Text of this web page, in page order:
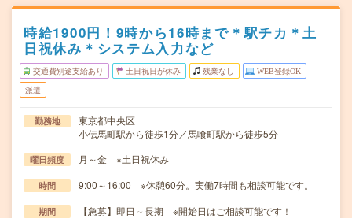
時給1900円！9時から16時まで＊駅チカ＊土
日祝休み＊システム入力など
交通費別途支給あり 土日祝日が休み 残業なし WEB登録OK
派遣
勤務地
東京都中央区
小伝馬町駅から徒歩1分／馬喰町駅から徒歩5分
曜日頻度 月～金 ※土日祝休み
時間 9:00～16:00 ※休憩60分。実働7時間も相談可能です。
期間 【急募】即日～長期 ※開始日はご相談可能です！